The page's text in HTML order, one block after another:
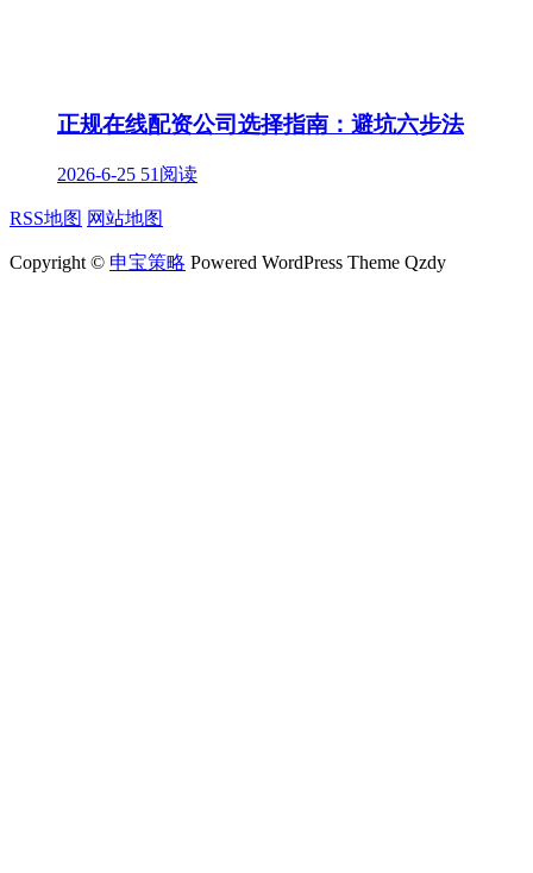
正规在线配资公司选择指南：避坑六步法
2026-6-25 51阅读
RSS地图 网站地图
Copyright © 申宝策略 Powered WordPress Theme Qzdy